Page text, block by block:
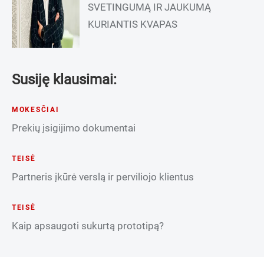
SVETINGUMĄ IR JAUKUMĄ
KURIANTIS KVAPAS
Susiję klausimai:
MOKESČIAI
Prekių įsigijimo dokumentai
TEISĖ
Partneris įkūrė verslą ir perviliojo klientus
TEISĖ
Kaip apsaugoti sukurtą prototipą?